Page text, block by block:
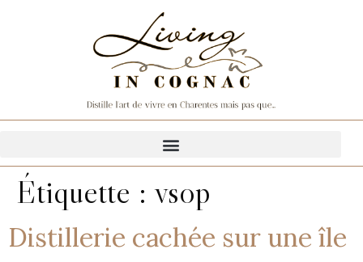
Étiquette : vsop
Distillerie cachée sur une île